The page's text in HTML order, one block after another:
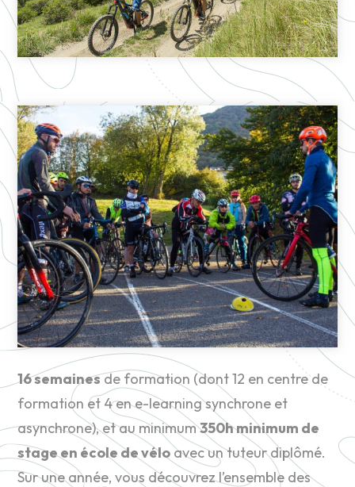
16 semainesde formation (dont 12 en centre de
formation et 4 en e-learning synchrone et
asynchrone), et au minimum350h minimum de
stage en école de véloavec un tuteur diplômé.
Sur une année, vous découvrez l’ensemble des